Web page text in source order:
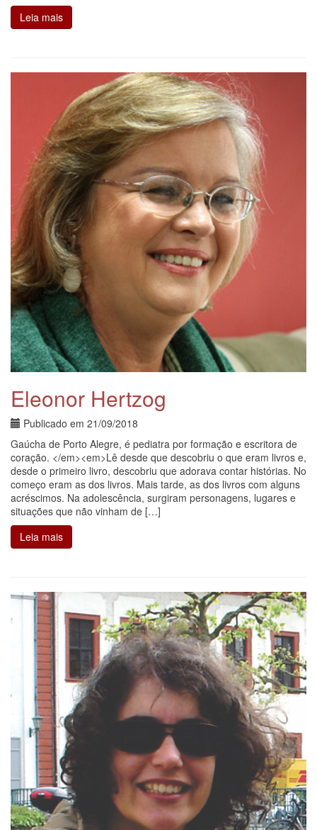
Leia mais
Eleonor Hertzog
Publicado em 21/09/2018
Gaúcha de Porto Alegre, é pediatra por formação e escritora de
coração. </em><em>Lê desde que descobriu o que eram livros e,
desde o primeiro livro, descobriu que adorava contar histórias. No
começo eram as dos livros. Mais tarde, as dos livros com alguns
acréscimos. Na adolescência, surgiram personagens, lugares e
situações que não vinham de […]
Leia mais